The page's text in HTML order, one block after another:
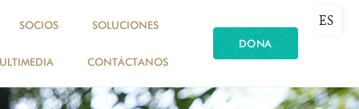
SOCIOS SOLUCIONES
CONTÁCTANOS
DONA
ES